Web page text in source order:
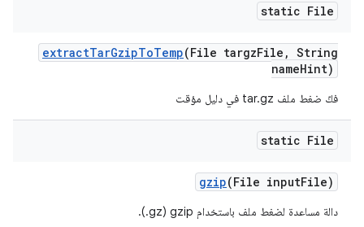
static File
extractTarGzipToTemp(File targzFile , String
nameHint)
فكّ ضغط ملف tar.gz في دليل مؤقت
static File
gzip(File inputFile)
دالة مساعدة لضغط ملف باستخدام gzip ‏(‎.gz).